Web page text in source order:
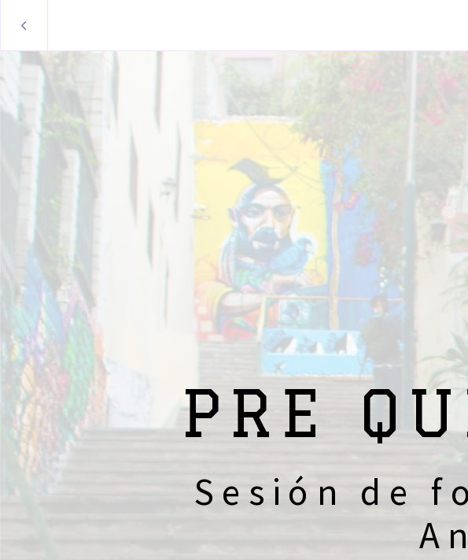
Sesión de
PRE